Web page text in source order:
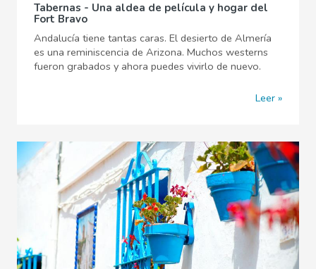
Tabernas - Una aldea de película y hogar del
Fort Bravo
Andalucía tiene tantas caras. El desierto de Almería
es una reminiscencia de Arizona. Muchos westerns
fueron grabados y ahora puedes vivirlo de nuevo.
Leer